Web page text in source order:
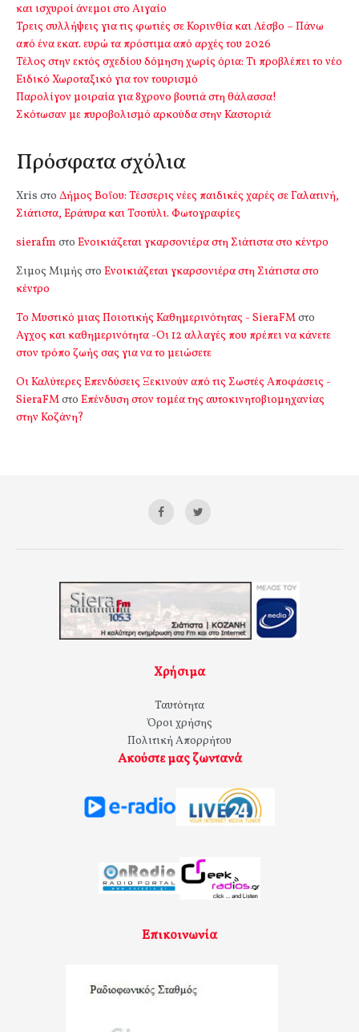
και ισχυροί άνεμοι στο Αιγαίο
Τρεις συλλήψεις για τις φωτιές σε Κορινθία και Λέσβο – Πάνω
από ένα εκατ. ευρώ τα πρόστιμα από αρχές του 2026
Τέλος στην εκτός σχεδίου δόμηση χωρίς όρια: Τι προβλέπει το νέο
Ειδικό Χωροταξικό για τον τουρισμό
Παρολίγον μοιραία για 8χρονο βουτιά στη θάλασσα!
Σκότωσαν με πυροβολισμό αρκούδα στην Καστοριά
Πρόσφατα σχόλια
Xris στο Δήμος Βοΐου: Τέσσερις νέες παιδικές χαρές σε Γαλατινή,
Σιάτιστα, Εράτυρα και Τσοτύλι. Φωτογραφίες
sierafm στο Ενοικιάζεται γκαρσονιέρα στη Σιάτιστα στο κέντρο
Σιμος Μιμής στο Ενοικιάζεται γκαρσονιέρα στη Σιάτιστα στο
κέντρο
Το Μυστικό μιας Ποιοτικής Καθημερινότητας - SieraFMστο
Αγχος και καθημερινότητα -Οι 12 αλλαγές που πρέπει να κάνετε
στον τρόπο ζωής σας για να το μειώσετε
Οι Καλύτερες Επενδύσεις Ξεκινούν από τις Σωστές Αποφάσεις -
SieraFMστο Επένδυση στον τομέα της αυτοκινητοβιομηχανίας
στην Κοζάνη?
Χρήσιμα
Ταυτότητα
Όροι χρήσης
Πολιτική Απορρήτου
Ακούστε μας ζωντανά
Επικοινωνία